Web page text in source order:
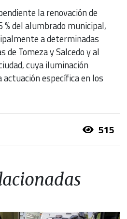
la renovación de
% del alumbrado municipal,
a determinadas
de Tomeza y Salcedo y al
cuya iluminación
específica en los
515